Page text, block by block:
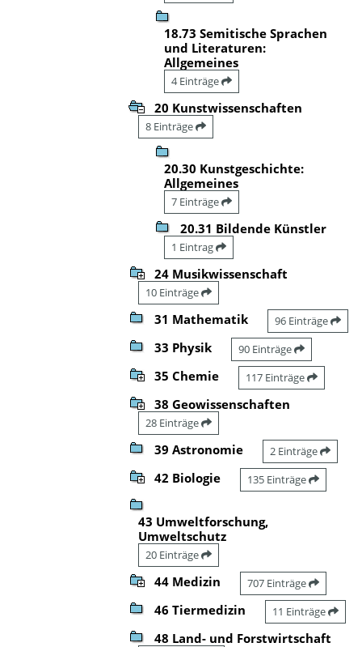
18.73 Semitische Sprachen
und Literaturen:
Allgemeines
4 Einträge
20 Kunstwissenschaften
8 Einträge
20.30 Kunstgeschichte:
Allgemeines
7 Einträge
20.31 Bildende Künstler
1 Eintrag
24 Musikwissenschaft
10 Einträge
31 Mathematik 96 Einträge
33 Physik 90 Einträge
35 Chemie 117 Einträge
38 Geowissenschaften
28 Einträge
39 Astronomie 2 Einträge
42 Biologie 135 Einträge
43 Umweltforschung,
Umweltschutz
20 Einträge
44 Medizin 707 Einträge
46 Tiermedizin 11 Einträge
48 Land- und Forstwirtschaft